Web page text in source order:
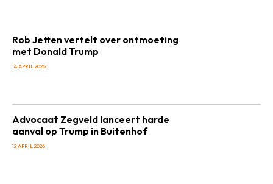
Rob Jetten vertelt over ontmoeting
met Donald Trump
14 APRIL 2026
Advocaat Zegveld lanceert harde
aanval op Trump in Buitenhof
12 APRIL 2026